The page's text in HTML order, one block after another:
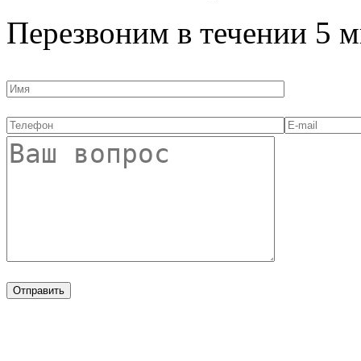
Перезвоним в течении 5